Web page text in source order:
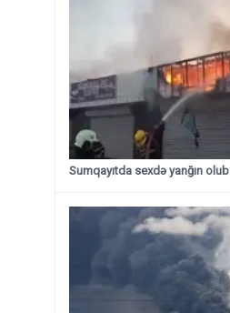
Sumqayıtda sexdə yanğın olub